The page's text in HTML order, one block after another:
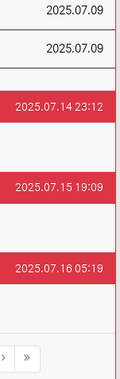
작성일
2025.07.09
작성일
2025.07.09
작성일
2025.07.14 23:12
작성일
2025.07.15 19:09
작성일
2025.07.16 05:19